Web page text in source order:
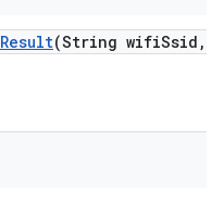
Result(String wifiSsid ,